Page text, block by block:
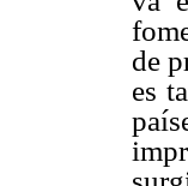
de
es